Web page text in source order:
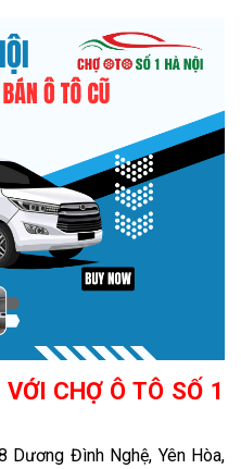
CHỢ Ô TÔ SỐ 1
Dương Đình Nghệ, Yên Hòa,